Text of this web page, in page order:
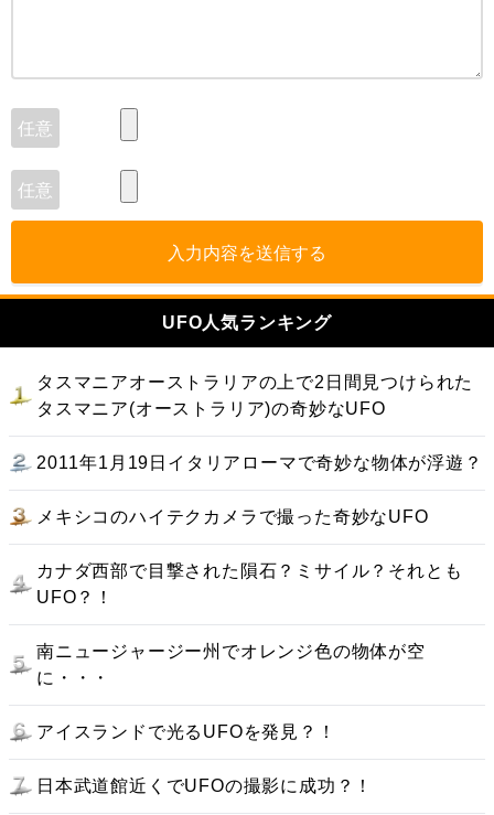
入力内容を送信する
UFO人気ランキング
タスマニアオーストラリアの上で2日間見つけられた
タスマニア(オーストラリア)の奇妙なUFO
2011年1月19日イタリアローマで奇妙な物体が浮遊？
メキシコのハイテクカメラで撮った奇妙なUFO
カナダ西部で目撃された隕石？ミサイル？それとも
UFO？！
南ニュージャージー州でオレンジ色の物体が空
に・・・
アイスランドで光るUFOを発見？！
日本武道館近くでUFOの撮影に成功？！